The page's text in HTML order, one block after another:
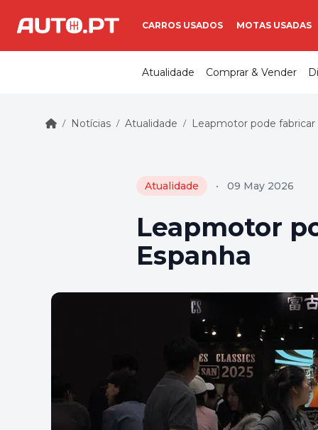
CARROS USADOS MOTAS USADAS
Atualidade Comprar & Vender
/ Notícias / Atualidade / Leapmotor pode
Atualidade • 09 May 2026
Leapmotor
Espanha